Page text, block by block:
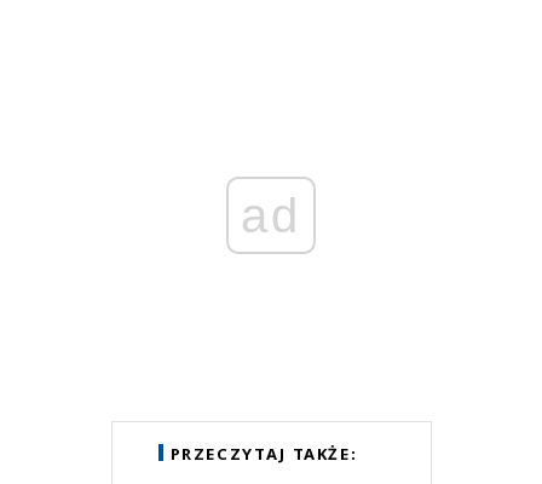
ad
PRZECZYTAJ TAKŻE: